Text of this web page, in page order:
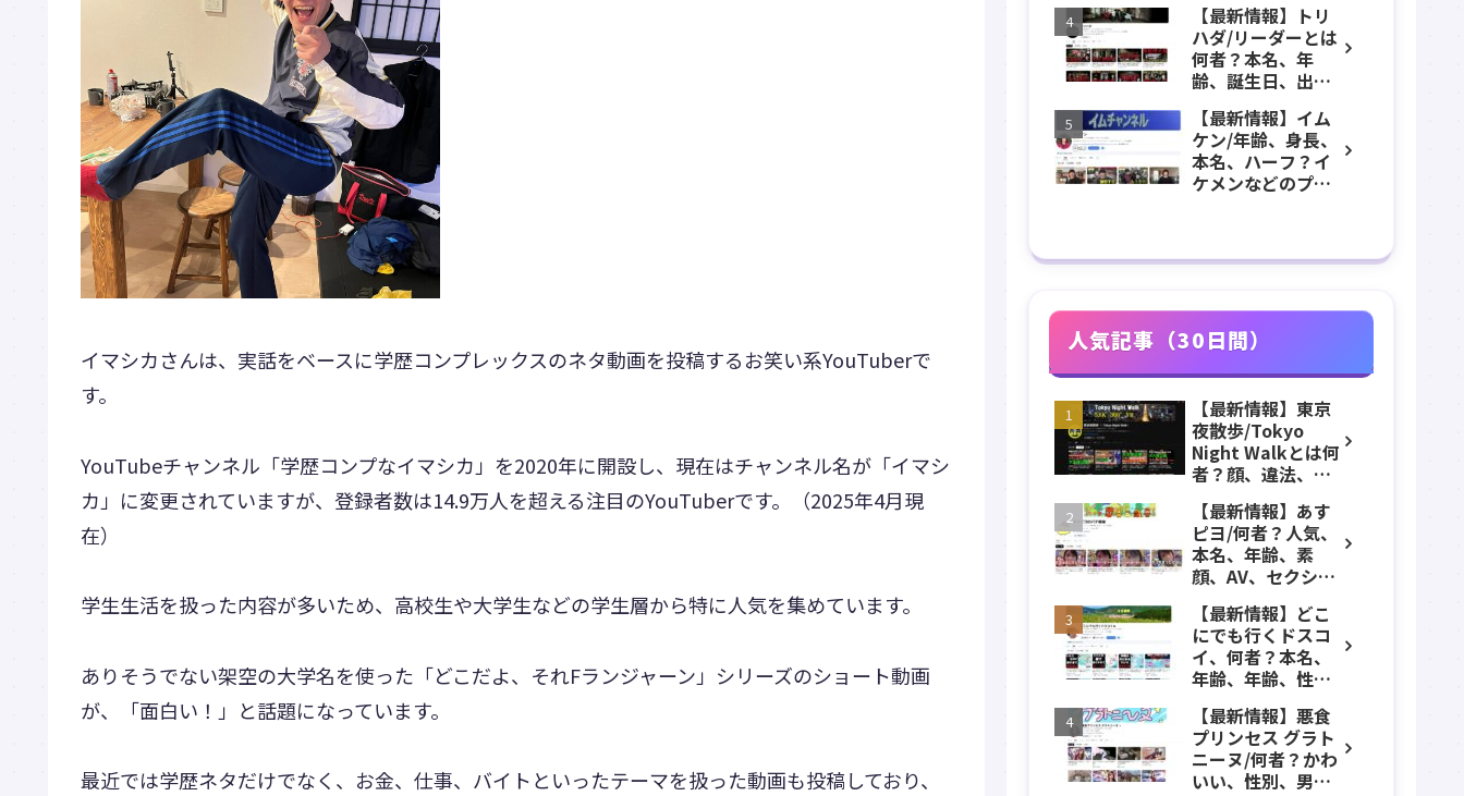
イマシカさんは、実話をベースに学歴コンプレックスのネタ動画を投稿するお笑い系YouTuberで
す。
YouTubeチャンネル「学歴コンプなイマシカ」を2020年に開設し、現在はチャンネル名が「イマシ
カ」に変更されていますが、登録者数は14.9万人を超える注目のYouTuberです。（2025年4月現
在）
学生生活を扱った内容が多いため、高校生や大学生などの学生層から特に人気を集めています。
ありそうでない架空の大学名を使った「どこだよ、それFランジャーン」シリーズのショート動画
が、「面白い！」と話題になっています。
最近では学歴ネタだけでなく、お金、仕事、バイトといったテーマを扱った動画も投稿しており、
る、身長、出身、
学歴、経歴、仕事
のプロフィール、
YouTubeチャンネ
ル紹介！
【最新情報】トリ
ハダ/リーダーとは
何者？本名、年
齢、誕生日、出
レ、ホラー、心
霊、うっちゃん、
メンバーなどのプ
ロフィール、
【最新情報】イム
ケン/年齢、身長、
本名、ハーフ？イ
ケメンなどのプロ
人気記事（30日間）
【最新情報】東京
夜散歩/Tokyo
Night Walkとは何
者？顔、違法、逮
久保公園、本名、
年齢、誕生日、職
業、かわいい、彼
女などのプロフィ
ール、YouTubeチ
ャンネル紹介！
【最新情報】あす
ピヨ/何者？人気、
本名、年齢、素
顔、AV、セクシ
る、身長、出身、
学歴、経歴、仕事
のプロフィール、
YouTubeチャンネ
ル紹介！
【最新情報】どこ
にでも行くドスコ
イ、何者？本名、
年齢、年齢、性
どのプロフィー
ル、YouTubeチャ
ンネル紹介！
【最新情報】悪食
プリンセス グラト
ニーヌ/何者？かわ
いい、性別、男？